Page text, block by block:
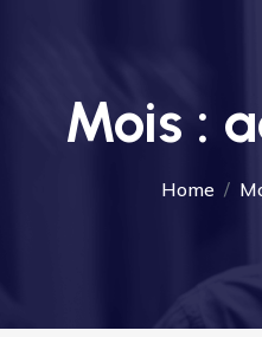
Mois :
Home